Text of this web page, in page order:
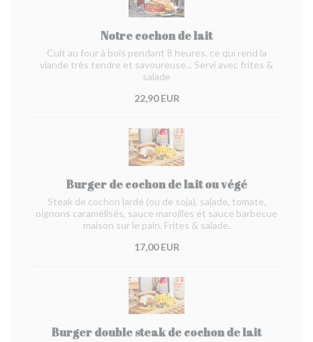
Notre cochon de lait
Cuit au four à bois pendant 8 heures, ce qui rend la
viande très tendre et savoureuse... Servi avec frites &
salade
22,90 EUR
Burger de cochon de lait ou végé
Steak de cochon lardé (ou de soja), salade, tomate,
oignons caramélisés, sauce maroilles et sauce barbecue
maison sur le pain. Frites & salade.
17,00 EUR
Burger double steak de cochon de lait